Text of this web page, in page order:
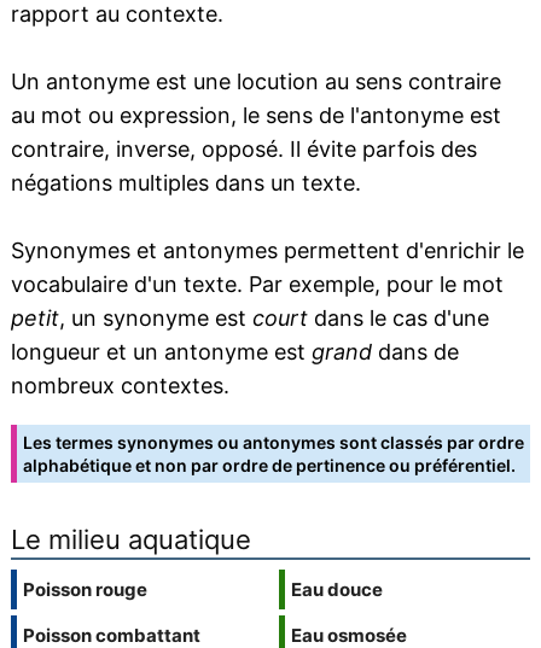
rapport au contexte.
Un antonyme est une locution au sens contraire
au mot ou expression, le sens de l'antonyme est
contraire, inverse, opposé. Il évite parfois des
négations multiples dans un texte.
Synonymes et antonymes permettent d'enrichir le
vocabulaire d'un texte. Par exemple, pour le mot
petit, un synonyme est courtdans le cas d'une
longueur et un antonyme est granddans de
nombreux contextes.
Les termes synonymes ou antonymes sont classés par ordre
alphabétique et non par ordre de pertinence ou préférentiel.
Le milieu aquatique
Poisson rouge
Poisson combattant
Eau douce
Eau osmosée